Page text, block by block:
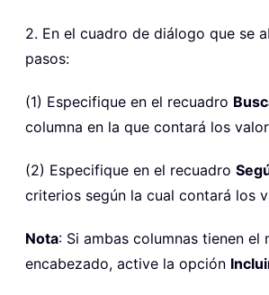
2. En el cuadro de diálogo que se
pasos:
(1) Especifique en el recuadro
columna en la que contará los
(2) Especifique en el recuadro
criterios según la cual contará los
Nota: Si ambas columnas tienen el
encabezado, active la opción